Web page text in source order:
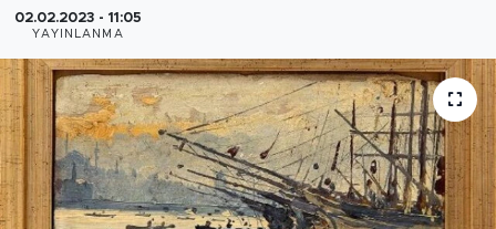
02.02.2023 - 11:05
YAYINLANMA